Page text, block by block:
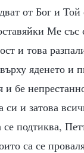
от Бог и Той
Ме
и това
яденето
бе
и затова
се подтиква,
са се